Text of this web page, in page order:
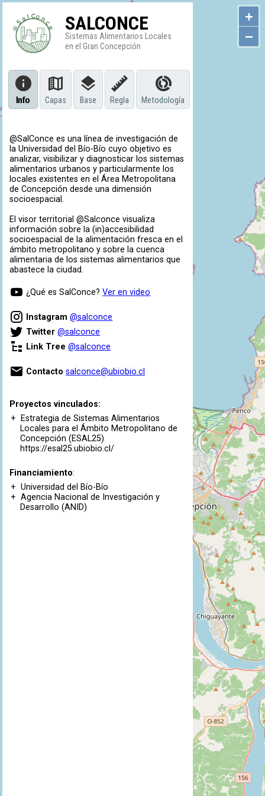
+
−
SALCONCE
Sistemas Alimentarios Locales
en el Gran Concepción
Info Capas Base Regla Metodología
@SalConce es una línea de investigación de
la Universidad del Bío-Bío cuyo objetivo es
analizar, visibilizar y diagnosticar los sistemas
alimentarios urbanos y particularmente los
locales existentes en el Área Metropolitana
de Concepción desde una dimensión
socioespacial.
El visor territorial @Salconce visualiza
información sobre la (in)accesibilidad
socioespacial de la alimentación fresca en el
ámbito metropolitano y sobre la cuenca
alimentaria de los sistemas alimentarios que
abastece la ciudad.
¿Qué es SalConce?Ver en video
Instagram @salconce
Twitter @salconce
Link Tree @salconce
Contacto salconce@ubiobio.cl
Proyectos vinculados:
Estrategia de Sistemas Alimentarios
Locales para el Ámbito Metropolitano de
Concepción (ESAL25)
https://esal25.ubiobio.cl/
Financiamiento:
Universidad del Bío-Bío
Agencia Nacional de Investigación y
Desarrollo (ANID)